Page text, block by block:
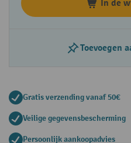
In de
Toevoegen
Gratis verzending vanaf 50€
Veilige gegevensbescherming
Persoonlijk aankoopadvies